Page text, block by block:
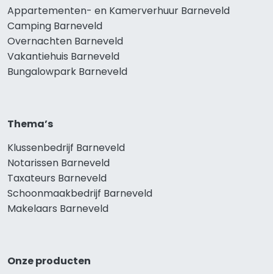
Appartementen- en Kamerverhuur Barneveld
Camping Barneveld
Overnachten Barneveld
Vakantiehuis Barneveld
Bungalowpark Barneveld
Thema’s
Klussenbedrijf Barneveld
Notarissen Barneveld
Taxateurs Barneveld
Schoonmaakbedrijf Barneveld
Makelaars Barneveld
Onze producten